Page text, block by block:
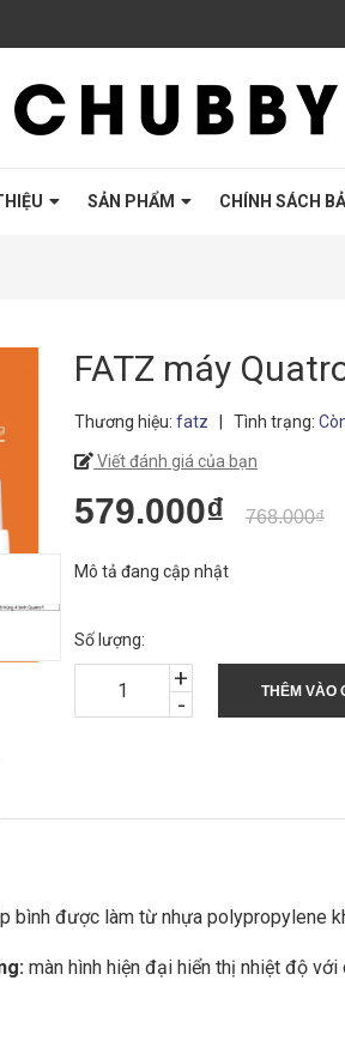
SẢN PHẨM CHÍNH SÁCH
FATZ máy
Thương hiệu: fatz Tình trạng:
Viết đánh giá của bạn
579.000₫ 768.000₫
Mô tả đang cập nhật
Số lượng:
-
+ THÊM VÀO
bình được làm từ nhựa polypropylene
màn hình hiện đại hiển thị nhiệt độ